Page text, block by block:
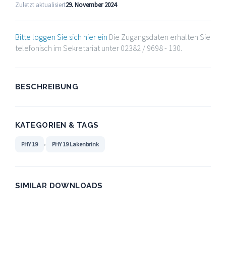
Zuletzt aktualisiert29. November 2024
Bitte loggen Sie sich hier ein Die Zugangsdaten erhalten Sie
telefonisch im Sekretariat unter 02382 / 9698 - 130.
BESCHREIBUNG
KATEGORIEN & TAGS
PHY 19 , PHY 19 Lakenbrink
SIMILAR DOWNLOADS